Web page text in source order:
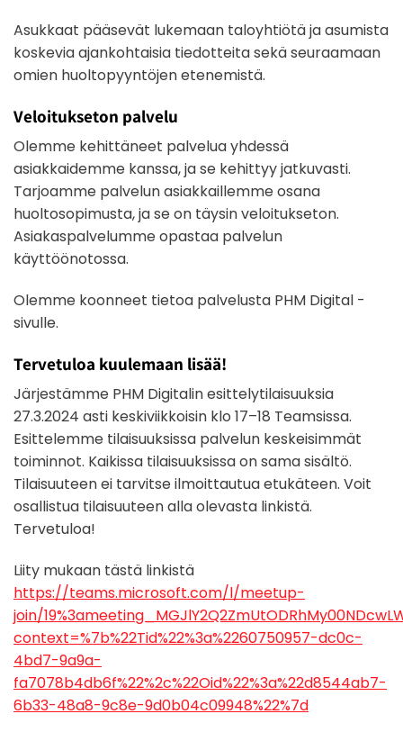
Asukkaat pääsevät lukemaan taloyhtiötä ja asumista
koskevia ajankohtaisia tiedotteita sekä seuraamaan
omien huoltopyyntöjen etenemistä.
Veloitukseton palvelu
Olemme kehittäneet palvelua yhdessä
asiakkaidemme kanssa, ja se kehittyy jatkuvasti.
Tarjoamme palvelun asiakkaillemme osana
huoltosopimusta, ja se on täysin veloitukseton.
Asiakaspalvelumme opastaa palvelun
käyttöönotossa.
Olemme koonneet tietoa palvelusta PHM Digital -
sivulle.
Tervetuloa kuulemaan lisää!
Järjestämme PHM Digitalin esittelytilaisuuksia
27.3.2024 asti keskiviikkoisin klo 17–18 Teamsissa.
Esittelemme tilaisuuksissa palvelun keskeisimmät
toiminnot. Kaikissa tilaisuuksissa on sama sisältö.
Tilaisuuteen ei tarvitse ilmoittautua etukäteen. Voit
osallistua tilaisuuteen alla olevasta linkistä.
Tervetuloa!
Liity mukaan tästä linkistä
https://teams.microsoft.com/l/meetup-
join/
context=%7b%22Tid%22%3a%2260750957-dc0c-
4bd7-9a9a-
fa7078b4db6f%22%2c%22Oid%22%3a%22d8544ab7-
6b33-48a8-9c8e-9d0b04c09948%22%7d